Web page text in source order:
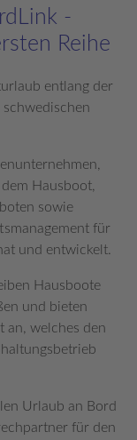
-
Reihe
entlang der
Hausboot,
sowie
für
und entwickelt.
Hausboote
und bieten
an, welches den
Urlaub an Bord
für den